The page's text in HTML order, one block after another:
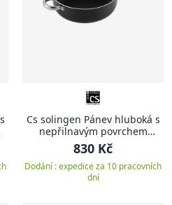
Cs solingen Pánev hluboká s
nepřilnavým povrchem
Solaris Pro 28 cm
830 Kč
Dodání : expedice za 10 pracovních
dní